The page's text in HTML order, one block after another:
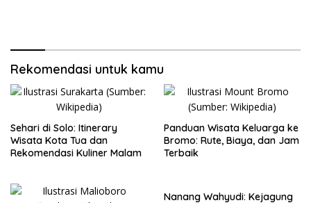
Rekomendasi untuk kamu
Sehari di Solo: Itinerary
Wisata Kota Tua dan
Rekomendasi Kuliner Malam
Panduan Wisata Keluarga ke
Bromo: Rute, Biaya, dan Jam
Terbaik
Nanang Wahyudi: Kejagung